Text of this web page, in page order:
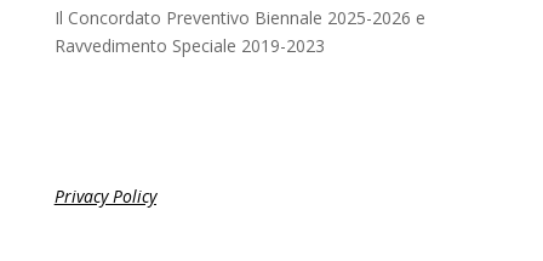
Il Concordato Preventivo Biennale 2025-2026 e
Ravvedimento Speciale 2019-2023
Privacy Policy